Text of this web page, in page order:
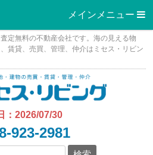
メインメニュー 
定無料の不動産会社です。海の見える物
賃貸、売買、管理、仲介はミセス・リビン
：2026/07/30
923-2981